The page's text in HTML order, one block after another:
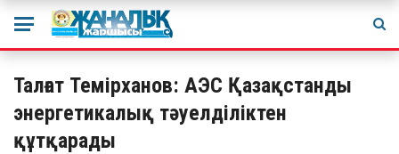
Талғат Темірханов: АЭС Қазақстанды
энергетикалық тәуелділіктен
құтқарады